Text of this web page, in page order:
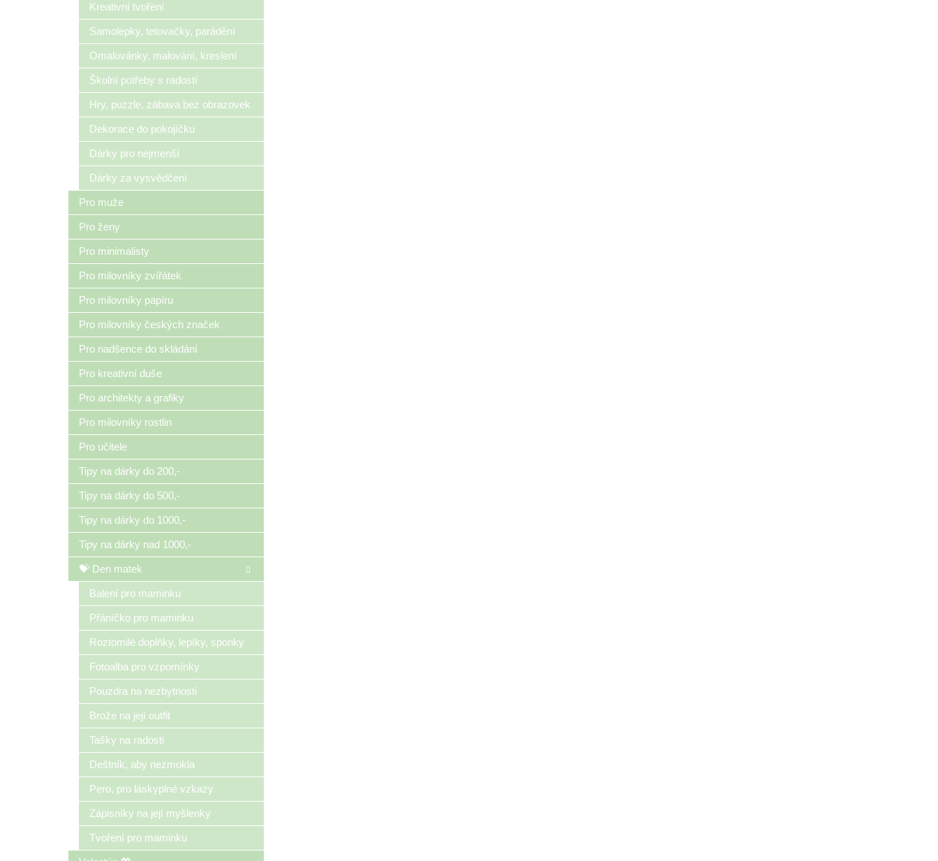
Kreativní tvoření
Samolepky, tetovačky, parádění
Omalovánky, malování, kreslení
Školní potřeby s radostí
Hry, puzzle, zábava bez obrazovek
Dekorace do pokojíčku
Dárky pro nejmenší
Dárky za vysvědčení
Pro muže
Pro ženy
Pro minimalisty
Pro milovníky zvířátek
Pro milovníky papíru
Pro milovníky českých značek
Pro nadšence do skládání
Pro kreativní duše
Pro architekty a grafiky
Pro milovníky rostlin
Pro učitele
Tipy na dárky do 200,-
Tipy na dárky do 500,-
Tipy na dárky do 1000,-
Tipy na dárky nad 1000,-
💝 Den matek
Balení pro maminku
Přáníčko pro maminku
Roztomilé doplňky, lepíky, sponky
Fotoalba pro vzpomínky
Pouzdra na nezbytnosti
Brože na její outfit
Tašky na radosti
Deštník, aby nezmokla
Pero, pro láskyplné vzkazy
Zápisníky na její myšlenky
Tvoření pro maminku